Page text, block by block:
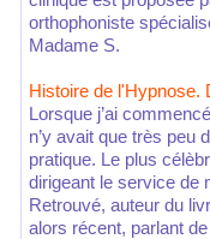
orthophoniste
Madame S.
Histoire de l'Hypnose.
Lorsque j’ai
n’y avait que très peu
pratique. Le plus
dirigeant le service de
Retrouvé, auteur du
alors récent, parlant